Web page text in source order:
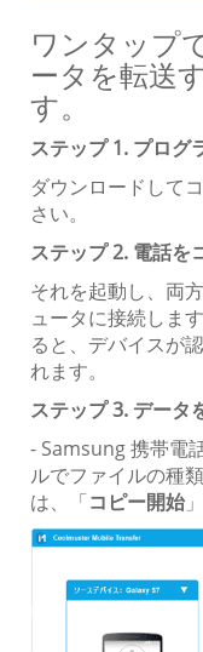
ワンタップ
ータを転送
す。
ステップ 1. プログ
ダウンロードして
さい。
ステップ 2. 電話を
それを起動し、両
ュータに接続しま
ると、デバイスが
れます。
ステップ 3. データ
- Samsung 携帯電
ルでファイルの種
は、「コピー開始